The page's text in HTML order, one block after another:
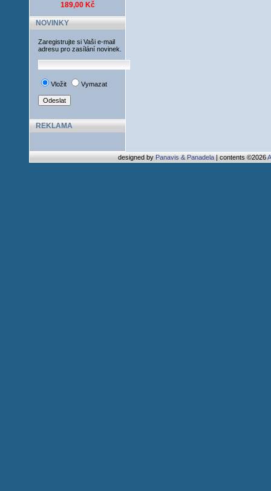
189,00 Kč
NOVINKY
Zaregistrujte si Vaši e-mail
adresu pro zasílání novinek.
Vložit Vymazat
REKLAMA
designed byPanavis & Panadela| contents ©2026